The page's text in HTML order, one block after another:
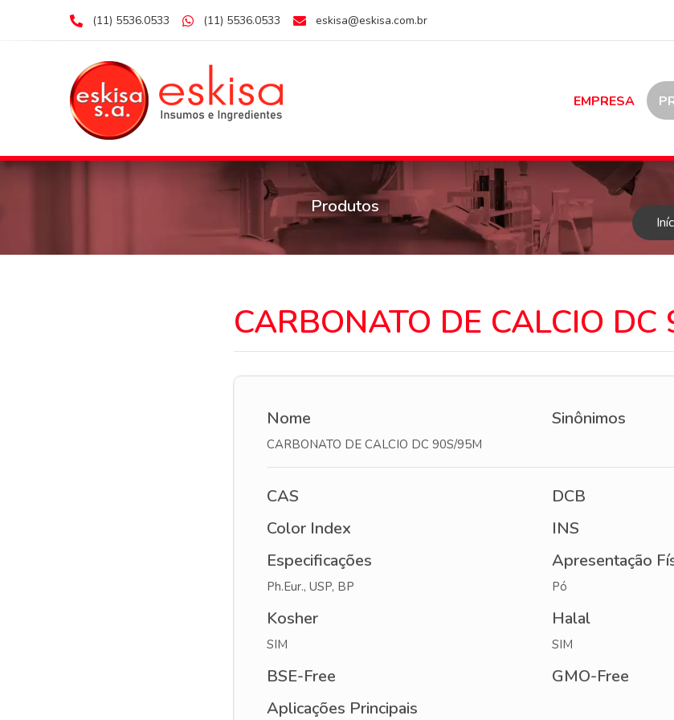
(11) 5536.0533 (11) 5536.0533 eskisa@eskisa.com.br
EMPRESA
Produtos
CARBONATO DE CALCIO
Nome
CARBONATO DE CALCIO DC 90S/95M
Sinônimos
CAS
DCB
Color Index
INS
Especificações
Ph.Eur., USP, BP
Apresentação
Pó
Kosher
SIM
Halal
SIM
BSE-Free
GMO-Free
Aplicações Principais